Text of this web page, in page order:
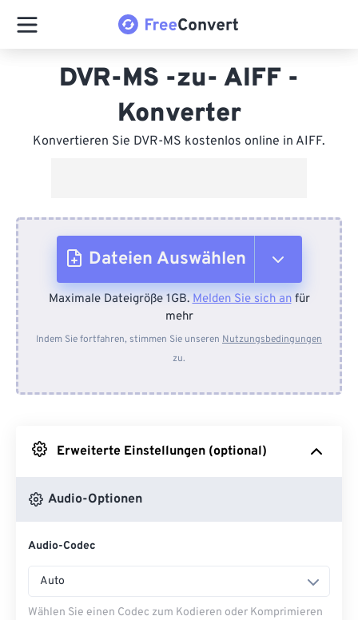
DVR-MS -zu- AIFF -
Konverter
Konvertieren Sie DVR-MS kostenlos online in AIFF.
Dateien Auswählen
Vom Gerät
Von Dropbox
Maximale Dateigröße 1GB.Melden Sie sich anfür
mehr
Indem Sie fortfahren, stimmen Sie unseren Nutzungsbedingungen
zu.
Erweiterte Einstellungen (optional)
Audio-Optionen
Audio-Codec
Auto
Wählen Sie einen Codec zum Kodieren oder Komprimieren